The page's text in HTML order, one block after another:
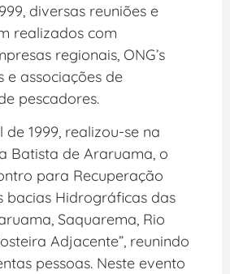
diversas reuniões e
realizados com
regionais, ONG’s
e associações de
pescadores.
de 1999, realizou-se na
Batista de Araruama, o
para Recuperação
bacias Hidrográficas das
Saquarema, Rio
Adjacente”, reunindo
pessoas. Neste evento